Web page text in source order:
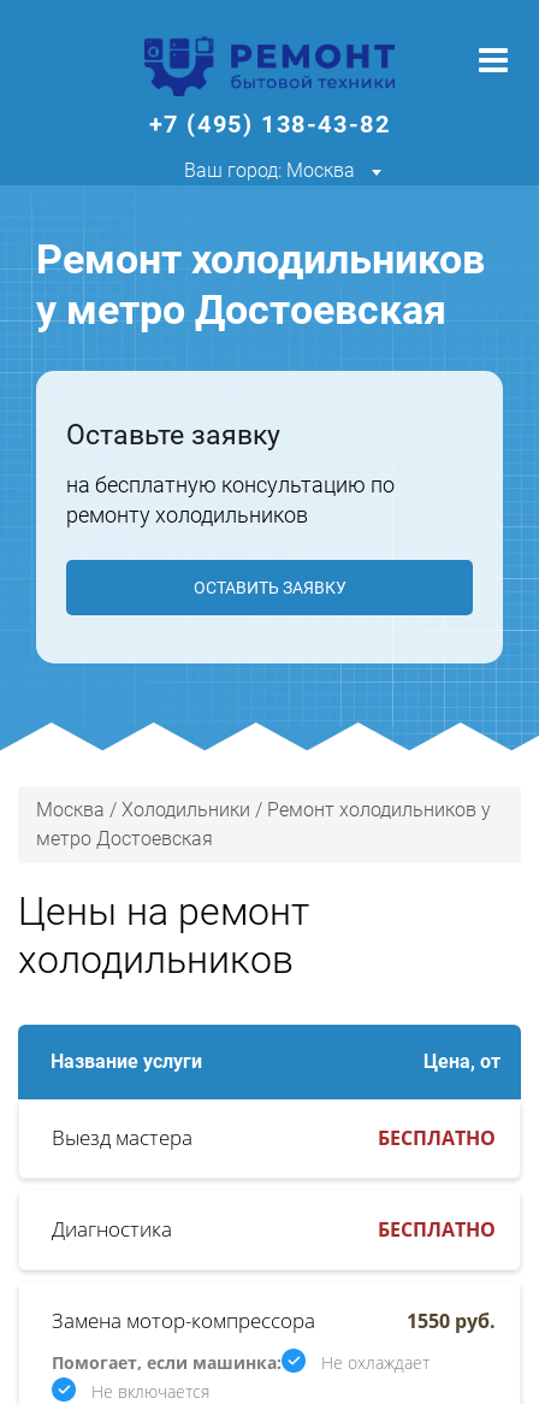
+7 (495) 138-43-82
Ваш город: Москва
Ремонт холодильников
у метро Достоевская
Оставьте заявку
на бесплатную консультацию по
ремонту холодильников
ОСТАВИТЬ ЗАЯВКУ
Москва / Холодильники / Ремонт холодильников у
метро Достоевская
Цены на ремонт
холодильников
Название услуги Цена, от
Выезд мастера БЕСПЛАТНО
Диагностика БЕСПЛАТНО
Замена мотор-компрессора
Помогает, если машинка:
Не охлаждает
Не включается
1550 руб.